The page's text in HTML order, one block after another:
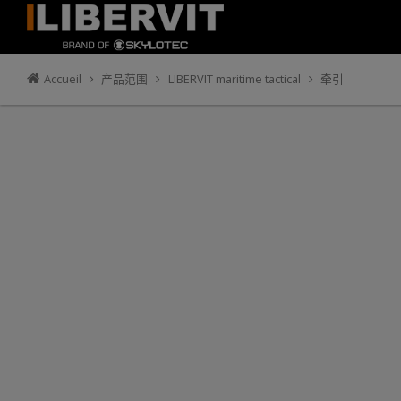
Accueil 产品范围 LIBERVIT maritime tactical 牵引